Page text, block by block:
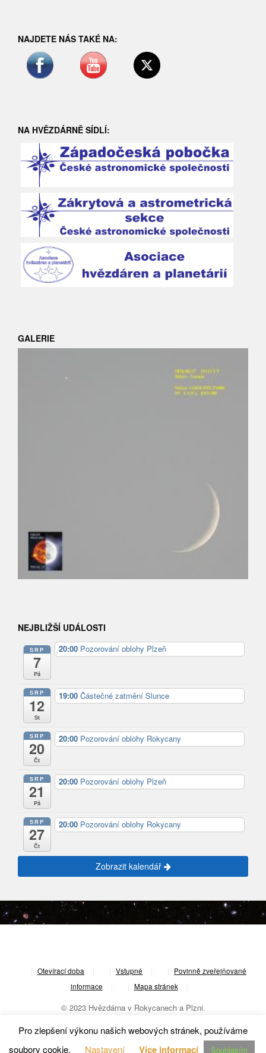
NAJDETE NÁS TAKÉ NA:
NA HVĚZDÁRNĚ SÍDLÍ:
GALERIE
NEJBLIŽŠÍ UDÁLOSTI
SRP
7
Pá
20:00 Pozorování oblohy Plzeň
SRP
12
St
19:00 Částečné zatmění Slunce
SRP
20
Čt
20:00 Pozorování oblohy Rokycany
SRP
21
Pá
20:00 Pozorování oblohy Plzeň
SRP
27
Čt
20:00 Pozorování oblohy Rokycany
Zobrazit kalendář
Otevírací doba Vstupné
Povinně zveřejňované
informace
Mapa stránek
© 2023 Hvězdárna v Rokycanech a Plzni.
Pro zlepšení výkonu našich webových stránek, používáme
soubory cookie.
Nastavení Více informací Souhlasím